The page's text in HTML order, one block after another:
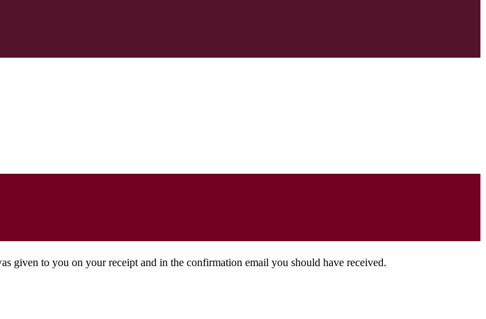
given to you on your receipt and in the confirmation email you should have received.